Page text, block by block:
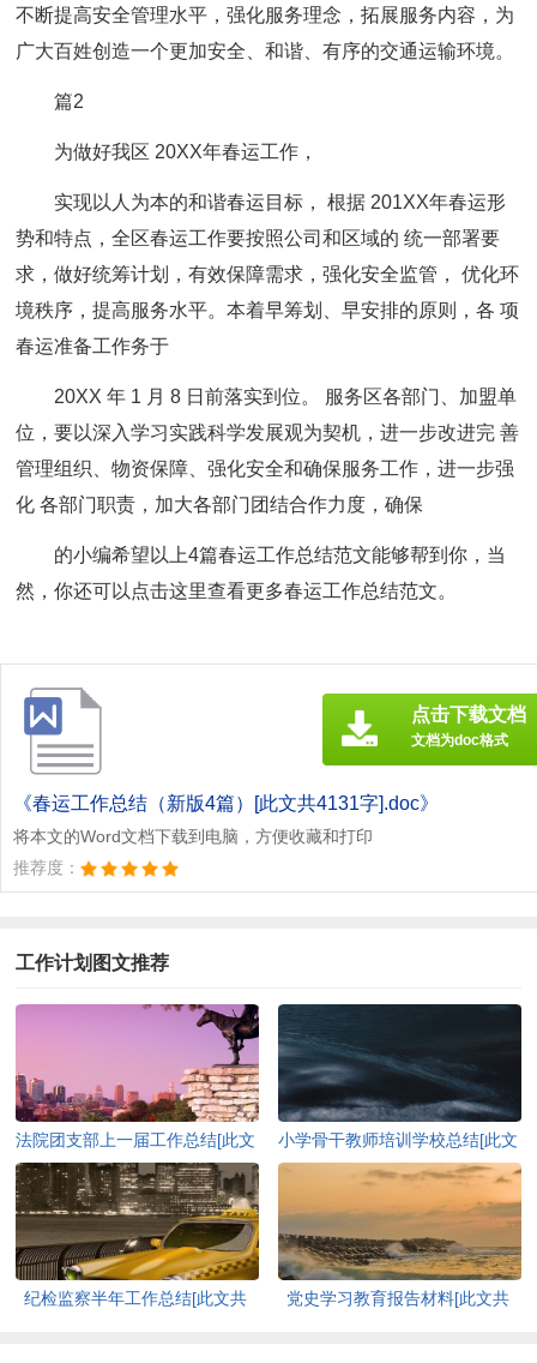
不断提高安全管理水平，强化服务理念，拓展服务内容，为
广大百姓创造一个更加安全、和谐、有序的交通运输环境。
篇2
为做好我区 20XX年春运工作，
实现以人为本的和谐春运目标， 根据 201XX年春运形
势和特点，全区春运工作要按照公司和区域的 统一部署要
求，做好统筹计划，有效保障需求，强化安全监管， 优化环
境秩序，提高服务水平。本着早筹划、早安排的原则，各 项
春运准备工作务于
20XX 年 1 月 8 日前落实到位。 服务区各部门、加盟单
位，要以深入学习实践科学发展观为契机，进一步改进完 善
管理组织、物资保障、强化安全和确保服务工作，进一步强
化 各部门职责，加大各部门团结合作力度，确保
的小编希望以上4篇春运工作总结范文能够帮到你，当
然，你还可以点击这里查看更多春运工作总结范文。
《春运工作总结（新版4篇）[此文共4131字].doc》
将本文的Word文档下载到电脑，方便收藏和打印
推荐度：
点击下载文档
文档为doc格式
工作计划图文推荐
法院团支部上一届工作总结[此文
共1228字]
小学骨干教师培训学校总结[此文
共4126字]
纪检监察半年工作总结[此文共
党史学习教育报告材料[此文共